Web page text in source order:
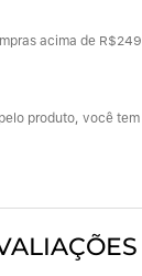
acima de R$249
produto, você tem